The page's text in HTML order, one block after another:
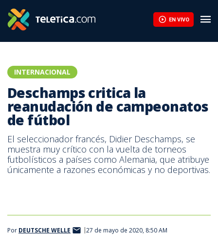
EN VIVO
INTERNACIONAL
Deschamps critica la
reanudación de campeonatos
de fútbol
El seleccionador francés, Didier Deschamps, se
muestra muy crítico con la vuelta de torneos
futbolísticos a países como Alemania, que atribuye
únicamente a razones económicas y no deportivas.
Por DEUTSCHE WELLE 27 de mayo de 2020, 8:50 AM